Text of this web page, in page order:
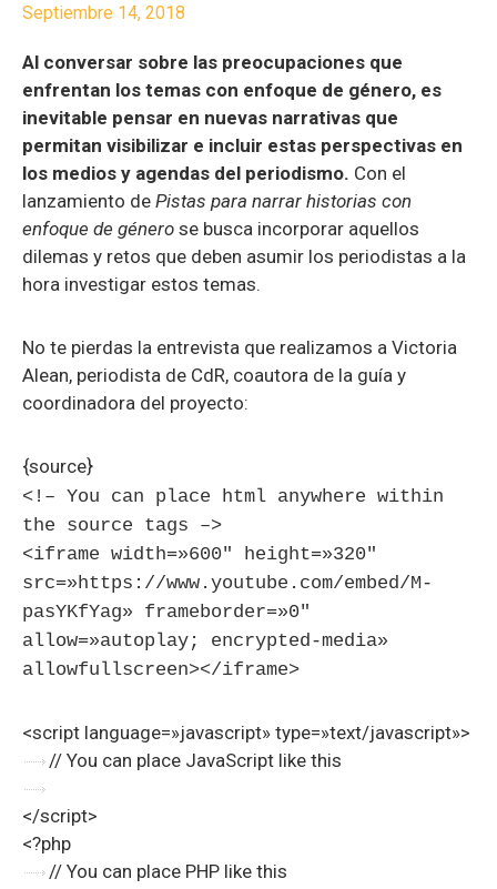
Septiembre 14, 2018
Al conversar sobre las preocupaciones que
enfrentan los temas con enfoque de género, es
inevitable pensar en nuevas narrativas que
permitan visibilizar e incluir estas perspectivas en
los medios y agendas del periodismo. Con el
lanzamiento de Pistas para narrar historias con
enfoque de género se busca incorporar aquellos
dilemas y retos que deben asumir los periodistas a la
hora investigar estos temas.
No te pierdas la entrevista que realizamos a Victoria
Alean, periodista de CdR, coautora de la guía y
coordinadora del proyecto:
{source}
<!– You can place html anywhere within
the source tags –>
<iframe width=»600″ height=»320″
src=»https://www.youtube.com/embed/M-
pasYKfYag» frameborder=»0″
allow=»autoplay; encrypted-media»
allowfullscreen></iframe>
<script language=»javascript» type=»text/javascript»>
// You can place JavaScript like this
</script>
<?php
// You can place PHP like this